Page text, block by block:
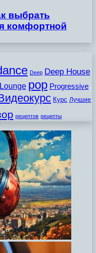
выбрать
комфортной
Deep Deep House
Lounge pop Progressive
Курс Лучшие
рецептов рецепты